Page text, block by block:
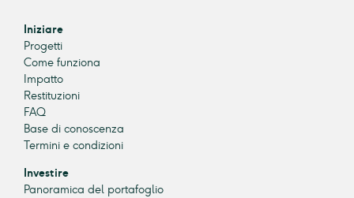
Iniziare
Progetti
Come funziona
Impatto
Restituzioni
FAQ
Base di conoscenza
Termini e condizioni
Investire
Panoramica del portafoglio